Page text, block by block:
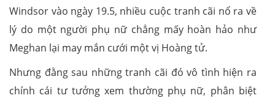
Windsor vào ngày 19.5, nhiều cuộc tranh cãi nổ ra về
lý do một người phụ nữ chẳng mấy hoàn hảo như
Meghan lại may mắn cưới một vị Hoàng tử.
Nhưng đằng sau những tranh cãi đó vô tình hiện ra
chính cái tư tưởng xem thường phụ nữ, phân biệt